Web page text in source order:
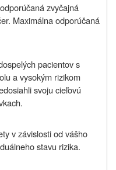
zvyčajná
Maximálna odporúčaná
pacientov s
a vysokým rizikom
svoju cieľovú
v závislosti od vášho
stavu rizika.